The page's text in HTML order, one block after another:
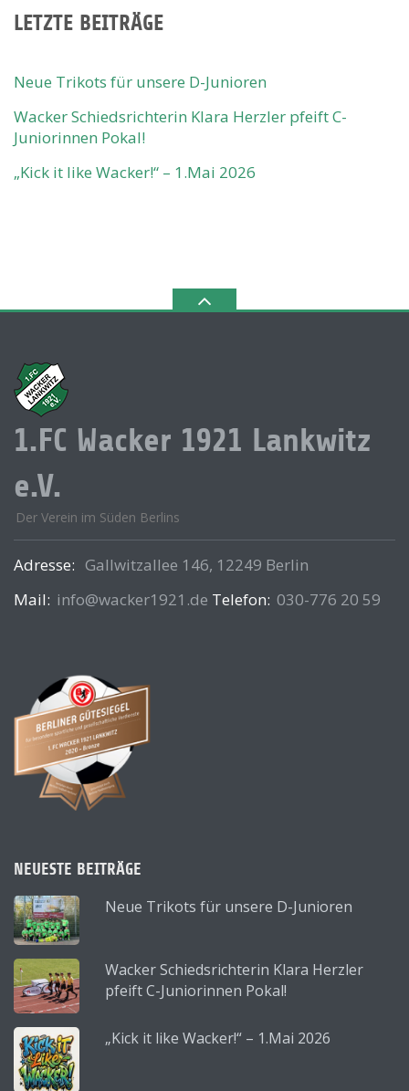
LETZTE BEITRÄGE
Neue Trikots für unsere D-Junioren
Wacker Schiedsrichterin Klara Herzler pfeift C-
Juniorinnen Pokal!
„Kick it like Wacker!“ – 1.Mai 2026
1.FC Wacker 1921 Lankwitz
e.V.
Der Verein im Süden Berlins
Adresse: Gallwitzallee 146, 12249 Berlin
Mail: info@wacker1921.de Telefon: 030-776 20 59
NEUESTE BEITRÄGE
Neue Trikots für unsere D-Junioren
Wacker Schiedsrichterin Klara Herzler
pfeift C-Juniorinnen Pokal!
„Kick it like Wacker!“ – 1.Mai 2026